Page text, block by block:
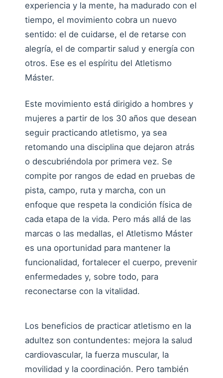
experiencia y la mente, ha madurado con el
tiempo, el movimiento cobra un nuevo
sentido: el de cuidarse, el de retarse con
alegría, el de compartir salud y energía con
otros. Ese es el espíritu del Atletismo
Máster.
Este movimiento está dirigido a hombres y
mujeres a partir de los 30 años que desean
seguir practicando atletismo, ya sea
retomando una disciplina que dejaron atrás
o descubriéndola por primera vez. Se
compite por rangos de edad en pruebas de
pista, campo, ruta y marcha, con un
enfoque que respeta la condición física de
cada etapa de la vida. Pero más allá de las
marcas o las medallas, el Atletismo Máster
es una oportunidad para mantener la
funcionalidad, fortalecer el cuerpo, prevenir
enfermedades y, sobre todo, para
reconectarse con la vitalidad.
Los beneficios de practicar atletismo en la
adultez son contundentes: mejora la salud
cardiovascular, la fuerza muscular, la
movilidad y la coordinación. Pero también